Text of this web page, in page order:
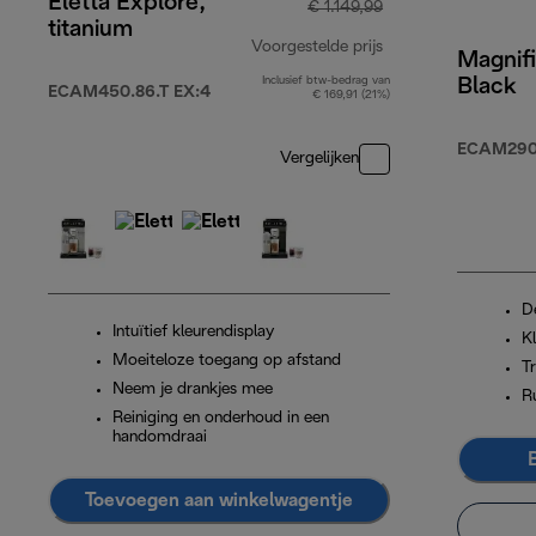
titanium
ECAM450.86.T EX:4
€ 1.149,99
Voorgestelde prijs
originele prijs €
Inclusief btw-bedrag van
€ 169,91 (21%)
Vergelijken
Intuïtief kleurendisplay
Moeiteloze toegang op afstand
Neem je drankjes mee
Reiniging en onderhoud in een
handomdraai
Toevoegen aan winkelwagentje
Black